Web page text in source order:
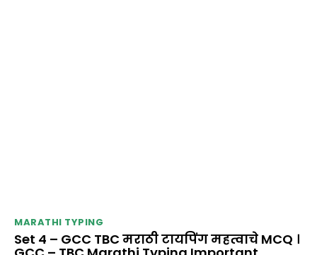
MARATHI TYPING
Set 4 – GCC TBC मराठी टायपिंग महत्वाचे MCQ ।